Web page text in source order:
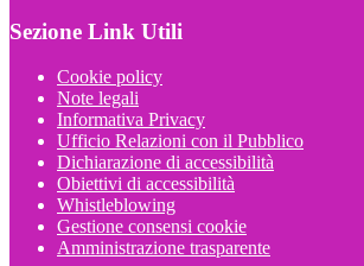
Sezione Link Utili
Cookie policy
Note legali
Informativa Privacy
Ufficio Relazioni con il Pubblico
Dichiarazione di accessibilità
Obiettivi di accessibilità
Whistleblowing
Gestione consensi cookie
Amministrazione trasparente